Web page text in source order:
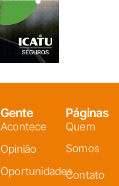
Gente
Acontece
Opinião
Oportunidades
Páginas
Quem
Somos
Contato